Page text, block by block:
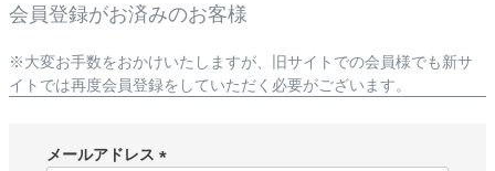
会員登録がお済みのお客様
※大変お手数をおかけいたしますが、旧サイトでの会員様でも新サ
イトでは再度会員登録をしていただく必要がございます。
メールアドレス